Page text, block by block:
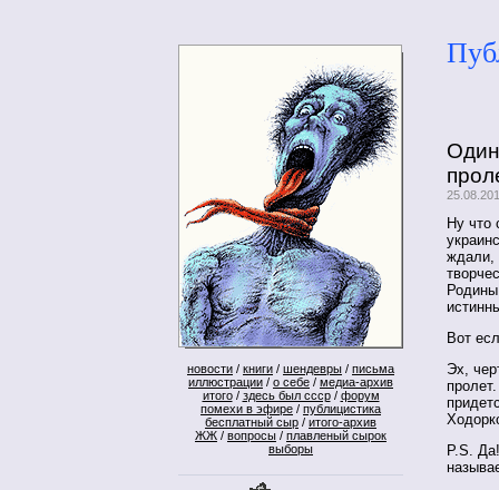
новости / книги / шендевры / письма
иллюстрации / о себе / медиа-архив
итого/ здесь был ссср/ форум
помехи в эфире / публицистика
бесплатный сыр / итого-архив
ЖЖ / вопросы / плавленый сырок
выборы
Ну что
ждали,
Вот
Эх,
P.S.